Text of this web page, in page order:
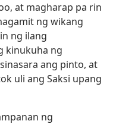
at magharap pa rin
ng wikang
ng ilang
kinukuha ng
ang pinto, at
uli ang Saksi upang
ng